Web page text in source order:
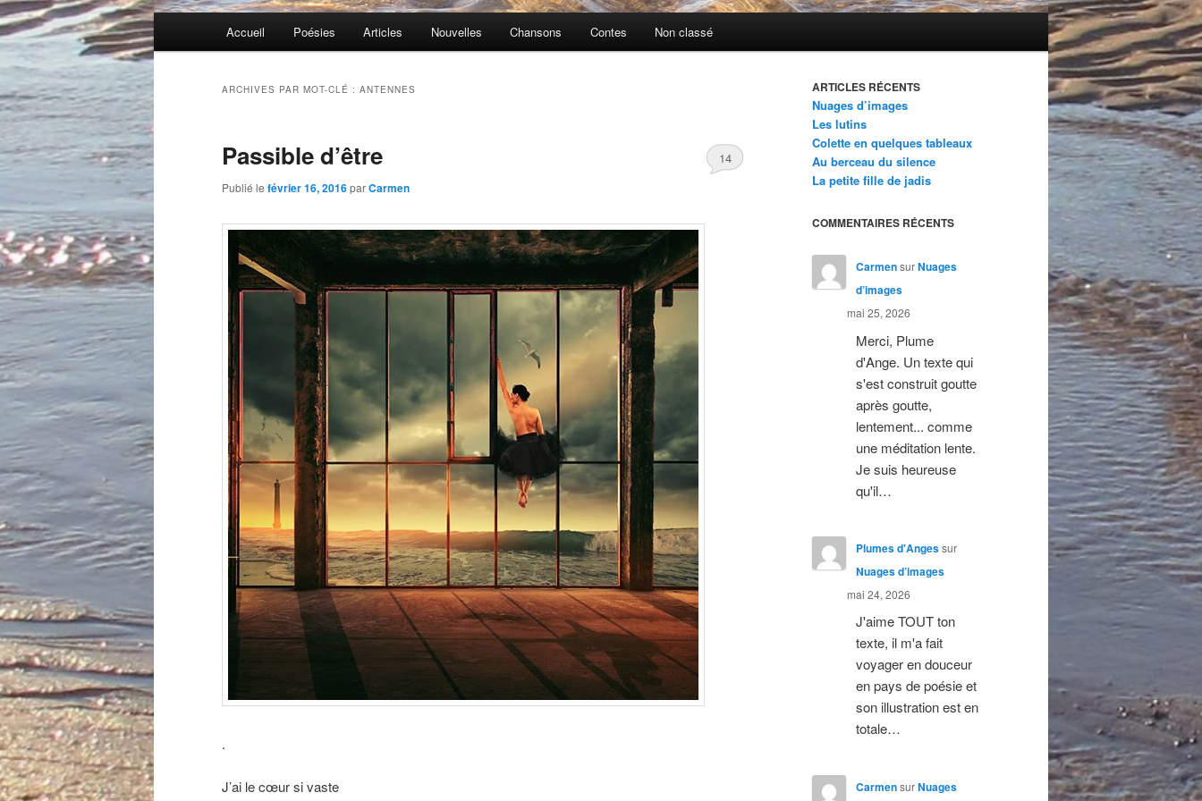
Accueil Poésies Articles Nouvelles Chansons Contes Non classé
ARCHIVES PAR MOT-CLÉ : ANTENNES
Passible d’être
Publié le février 16, 2016parCarmen
14
.
J’ai le cœur si vaste
ARTICLES RÉCENTS
Nuages d’images
Les lutins
Colette en quelques tableaux
Au berceau du silence
La petite fille de jadis
COMMENTAIRES RÉCENTS
CarmensurNuages
d’images
mai 25, 2026
Merci, Plume
d'Ange. Un texte qui
s'est construit goutte
après goutte,
lentement... comme
une méditation lente.
Je suis heureuse
qu'il…
Plumes d'Angessur
Nuages d’images
mai 24, 2026
J'aime TOUT ton
texte, il m'a fait
voyager en douceur
en pays de poésie et
son illustration est en
totale…
CarmensurNuages